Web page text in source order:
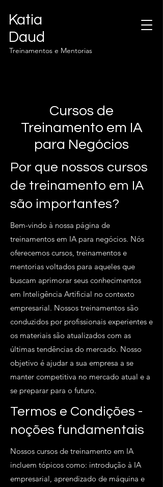
Katia
Daud
Treinamentos e Mentorias
Cursos de
Treinamento em IA
para Negócios
Por que nossos cursos
de treinamento em IA
são importantes?
Bem-vindo à nossa página de
treinamentos em IA para negócios. Nós
oferecemos cursos, treinamentos e
mentorias voltados para aqueles que
buscam aprimorar seus conhecimentos
em Inteligência Artificial no contexto
empresarial. Nossos treinamentos são
conduzidos por profissionais experientes e
os materiais são atualizados com as
últimas tendências do mercado. Nosso
objetivo é ajudar a sua empresa a se
manter competitiva no mercado atual e a
se preparar para o futuro.
Termos e Condições -
noções fundamentais
Nossos cursos de treinamento em IA
incluem tópicos como: introdução à IA
empresarial, aprendizado de máquina e